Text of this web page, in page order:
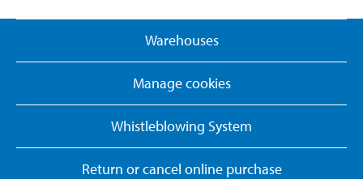
Warehouses
Manage cookies
Whistleblowing System
Return or cancel online purchase